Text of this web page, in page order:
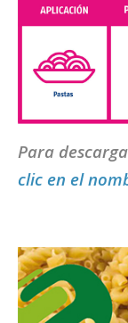
Para
clic en el